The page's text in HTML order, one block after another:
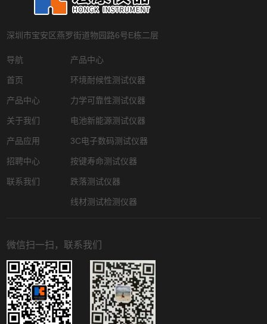
深圳市宝安区燕罗街道物园路6号E栋二层
导航
首页
产品中心
关于我们
产品应用
招聘中心
联系我们
产品中心
环境耐候性测试仪器
力学可靠性测试仪器
电池新能源测试仪器
3C电子数码测试仪器
按键寿命测试仪器
跌落测试仪器
线材测试检测仪器
微信扫一扫，联系我们